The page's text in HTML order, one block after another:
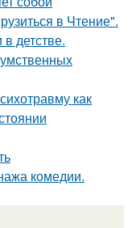
в Чтение".
детстве.
как
комедии.